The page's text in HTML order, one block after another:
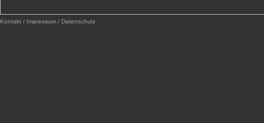
Kontakt / Impressum / Datenschutz